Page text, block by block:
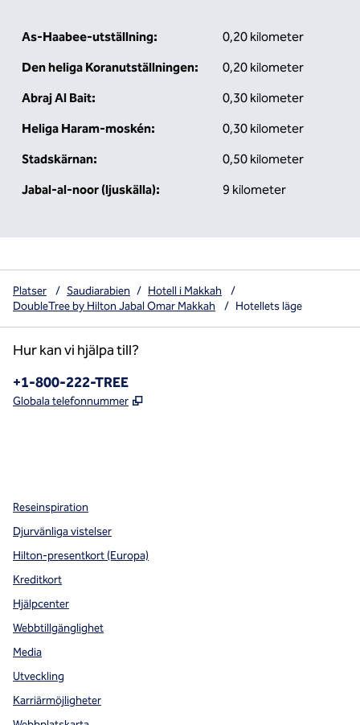
As-Haabee-utställning:
0,20 kilometer
Den heliga Koranutställningen:
0,20 kilometer
Abraj Al Bait:
0,30 kilometer
Heliga Haram-moskén:
0,30 kilometer
Stadskärnan:
0,50 kilometer
Jabal-al-noor (ljuskälla):
9 kilometer
Platser / Saudiarabien / Hotell i Makkah
/
DoubleTree by Hilton Jabal Omar Makkah
/ Hotellets läge
Hur kan vi hjälpa till?
Telefon:
+1-800-222-TREE
Globala telefonnummer ,
Reseinspiration
Djurvänliga vistelser
Hilton-presentkort (Europa)
Kreditkort
Hjälpcenter
Webbtillgänglighet
Media
Utveckling
Karriärmöjligheter